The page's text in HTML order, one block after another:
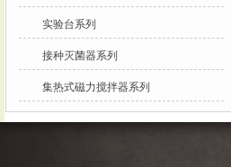
实验台系列
接种灭菌器系列
集热式磁力搅拌器系列